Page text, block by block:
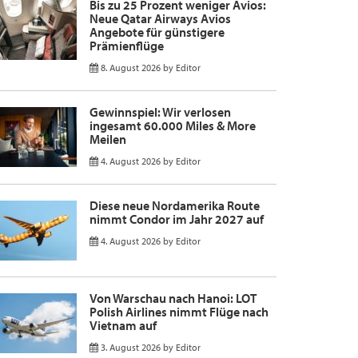
Bis zu 25 Prozent weniger Avios:
Neue Qatar Airways Avios
Angebote für günstigere
Prämienflüge
8. August 2026 by Editor
Gewinnspiel: Wir verlosen
ingesamt 60.000 Miles & More
Meilen
4. August 2026 by Editor
Diese neue Nordamerika Route
nimmt Condor im Jahr 2027 auf
4. August 2026 by Editor
Von Warschau nach Hanoi: LOT
Polish Airlines nimmt Flüge nach
Vietnam auf
3. August 2026 by Editor